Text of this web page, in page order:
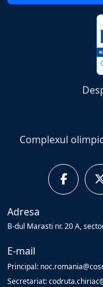
Complexul olimpic
Adresa
B-dul Marasti nr. 20 A,
E-mail
Principal:
Secretariat: